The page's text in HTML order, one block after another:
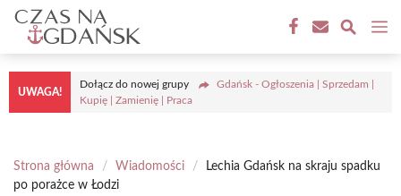
Przejdź
treści
UWAGA!
Dołącz do nowej grupy
Gdańsk - Ogłoszenia | Sprzedam |
Kupię | Zamienię | Praca
Strona główna / Wiadomości /
Lechia Gdańsk na skraju spadku
po porażce w Łodzi